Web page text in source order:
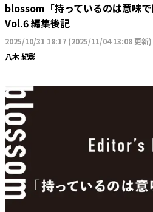
blossom「持っているのは意味
Vol.6 編集後記
2025/10/31 18:17 (2025/11/04 13:08 更新)
八木 紀彰